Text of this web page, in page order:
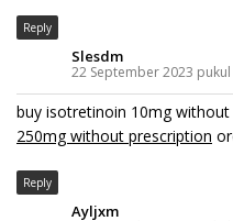
Reply
Slesdm
22 September 2023 pukul
buy isotretinoin 10mg
250mg without prescription
Reply
Ayljxm